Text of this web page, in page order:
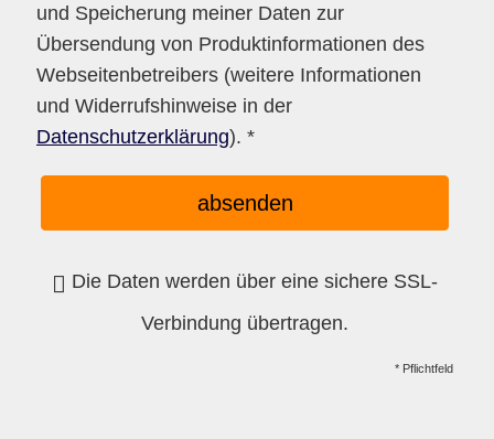
und Speicherung meiner Daten zur
Übersendung von Produktinformationen des
Webseitenbetreibers (weitere Informationen
und Widerrufshinweise in der
Datenschutzerklärung). *
absenden
Die Daten werden über eine sichere SSL-
Verbindung übertragen.
* Pflichtfeld